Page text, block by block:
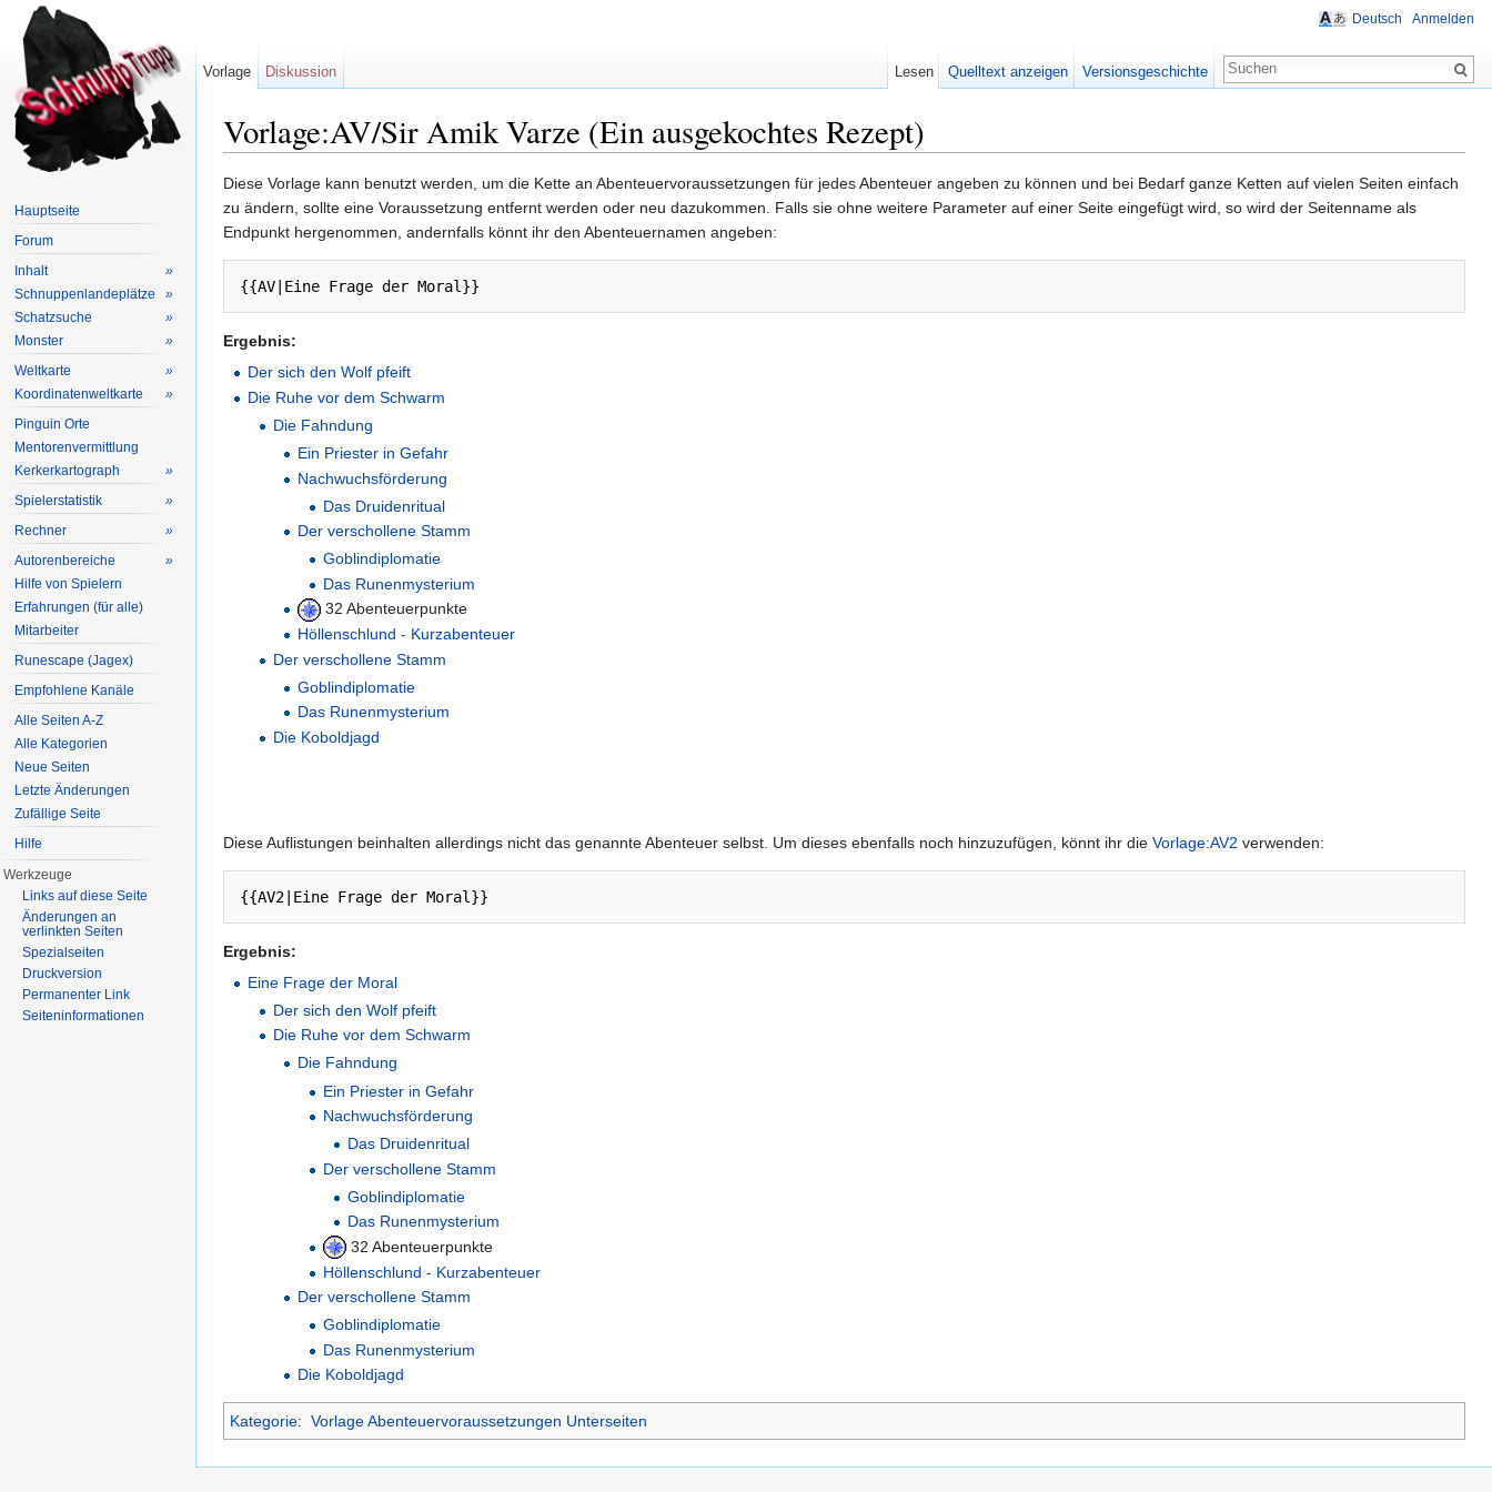
Vorlage:AV/Sir Amik Varze (Ein ausgekochtes Rezept)
Diese Vorlage kann benutzt werden, um die Kette an Abenteuervoraussetzungen für jedes Abenteuer angeben zu können und bei Bedarf ganze Ketten auf vielen Seiten einfach
zu ändern, sollte eine Voraussetzung entfernt werden oder neu dazukommen. Falls sie ohne weitere Parameter auf einer Seite eingefügt wird, so wird der Seitenname als
Endpunkt hergenommen, andernfalls könnt ihr den Abenteuernamen angeben:
{{AV|Eine Frage der Moral}}
Ergebnis:
Der sich den Wolf pfeift
Die Ruhe vor dem Schwarm
Die Fahndung
Ein Priester in Gefahr
Nachwuchsförderung
Das Druidenritual
Der verschollene Stamm
Goblindiplomatie
Das Runenmysterium
32 Abenteuerpunkte
Höllenschlund - Kurzabenteuer
Der verschollene Stamm
Goblindiplomatie
Das Runenmysterium
Die Koboldjagd
Diese Auflistungen beinhalten allerdings nicht das genannte Abenteuer selbst. Um dieses ebenfalls noch hinzuzufügen, könnt ihr die Vorlage:AV2 verwenden:
Ergebnis:
Eine Frage der Moral
Der sich den Wolf pfeift
Die Ruhe vor dem Schwarm
Die Fahndung
Ein Priester in Gefahr
Nachwuchsförderung
Das Druidenritual
Der verschollene Stamm
Goblindiplomatie
Das Runenmysterium
32 Abenteuerpunkte
Höllenschlund - Kurzabenteuer
Der verschollene Stamm
Goblindiplomatie
Das Runenmysterium
Die Koboldjagd
Kategorie: Vorlage Abenteuervoraussetzungen Unterseiten
Deutsch Anmelden
Vorlage Diskussion Lesen Quelltext anzeigen Versionsgeschichte
Hauptseite
Forum
Inhalt
»
Schnuppenlandeplätze
»
Schatzsuche
»
Monster
»
Weltkarte
»
Koordinatenweltkarte
»
Pinguin Orte
Mentorenvermittlung
Kerkerkartograph
»
Spielerstatistik
»
Rechner
»
Autorenbereiche
»
Hilfe von Spielern
Erfahrungen (für alle)
Mitarbeiter
Runescape (Jagex)
Empfohlene Kanäle
Alle Seiten A-Z
Alle Kategorien
Neue Seiten
Letzte Änderungen
Zufällige Seite
Hilfe
Werkzeuge
Links auf diese Seite
Änderungen an
verlinkten Seiten
Spezialseiten
Druckversion
Permanenter Link
Seiteninformationen